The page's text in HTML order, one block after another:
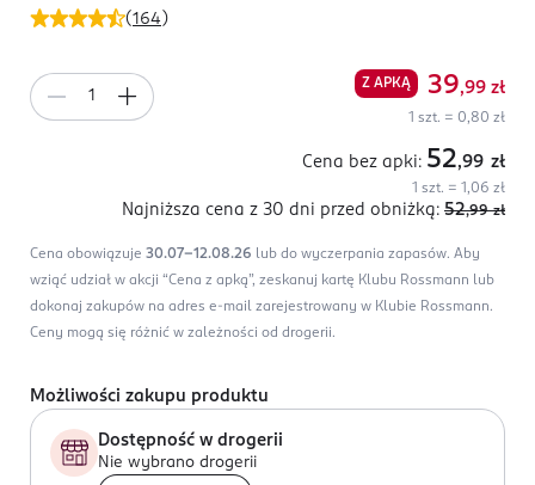
(164 )
Z APKĄ 39,99 zł
1 szt. = 0,80 zł
Cena bez apki: 52,99 zł
1 szt. = 1,06 zł
Najniższa cena z 30 dni przed obniżką: 52,99 zł
Cena obowiązuje 30.07-12.08.26 lub do wyczerpania zapasów. Aby
wziąć udział w akcji “Cena z apką”, zeskanuj kartę Klubu Rossmann lub
dokonaj zakupów na adres e-mail zarejestrowany w Klubie Rossmann.
Ceny mogą się różnić w zależności od drogerii.
Możliwości zakupu produktu
Dostępność w drogerii
Nie wybrano drogerii